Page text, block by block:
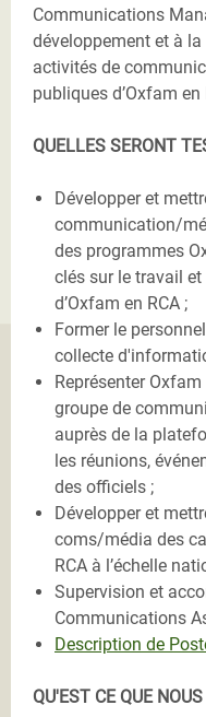
Communications
développement et à
activités de
publiques d’Oxfam
QUELLES SERONT
Développer et
communication/
des programmes
clés sur le travail
d’Oxfam en RCA ;
Former le
collecte
Représenter
groupe de
auprès de la
les réunions,
des officiels ;
Développer et
coms/média des
RCA à l’échelle
Supervision et
Communications
Description de
QU'EST CE QUE